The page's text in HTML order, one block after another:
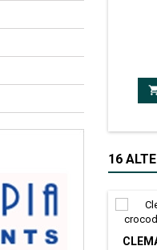
Tip
16